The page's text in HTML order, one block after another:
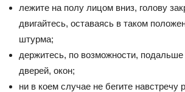
лежите на полу лицом вниз, голову
двигайтесь, оставаясь в таком
штурма;
держитесь, по возможности,
дверей, окон;
ни в коем случае не бегите навстречу